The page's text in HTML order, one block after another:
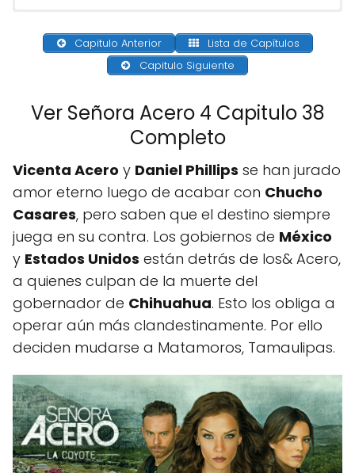
Capitulo Anterior
Lista de Capítulos
Capitulo Siguiente
Ver Señora Acero 4 Capitulo 38
Completo
Vicenta Acero y Daniel Phillips se han jurado
amor eterno luego de acabar con Chucho
Casares, pero saben que el destino siempre
juega en su contra. Los gobiernos de México
y Estados Unidos están detrás de los& Acero,
a quienes culpan de la muerte del
gobernador de Chihuahua. Esto los obliga a
operar aún más clandestinamente. Por ello
deciden mudarse a Matamoros, Tamaulipas.